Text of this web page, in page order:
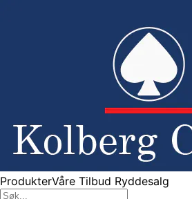
ProdukterVåre Tilbud Ryddesalg